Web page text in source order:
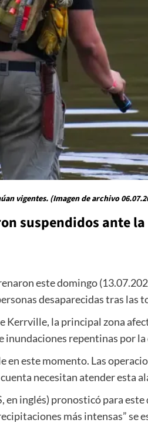
vigentes. (Imagen de archivo
suspendidos ante
este domingo
desaparecidas tras las
Kerrville, la principal zona
inundaciones repentinas por
este momento. Las
necesitan atender esta
inglés) pronosticó para este
más intensas”